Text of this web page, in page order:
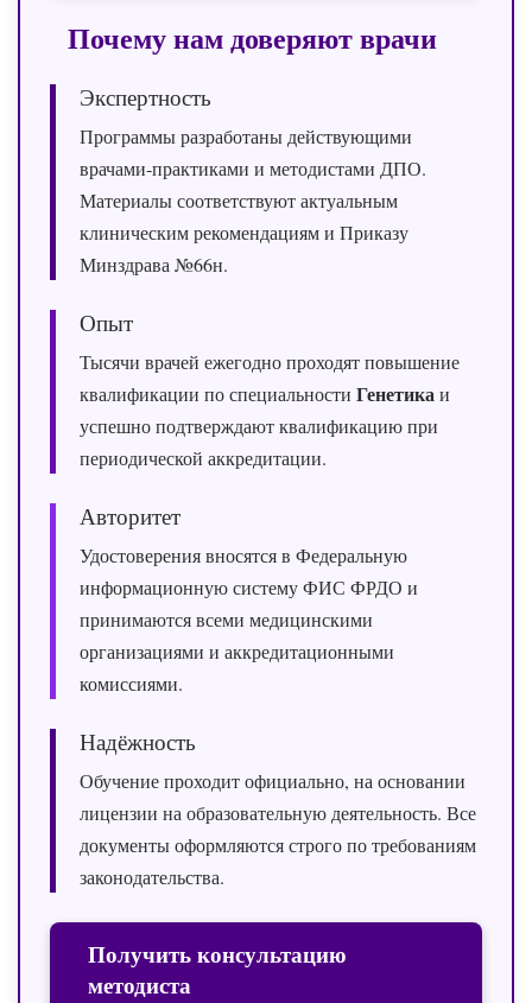
Почему нам доверяют врачи
Экспертность
Программы разработаны действующими
врачами‑практиками и методистами ДПО.
Материалы соответствуют актуальным
клиническим рекомендациям и Приказу
Минздрава №66н.
Опыт
Тысячи врачей ежегодно проходят повышение
квалификации по специальности Генетикаи
успешно подтверждают квалификацию при
периодической аккредитации.
Авторитет
Удостоверения вносятся в Федеральную
информационную систему ФИС ФРДО и
принимаются всеми медицинскими
организациями и аккредитационными
комиссиями.
Надёжность
Обучение проходит официально, на основании
лицензии на образовательную деятельность. Все
документы оформляются строго по требованиям
законодательства.
Получить консультацию
методиста